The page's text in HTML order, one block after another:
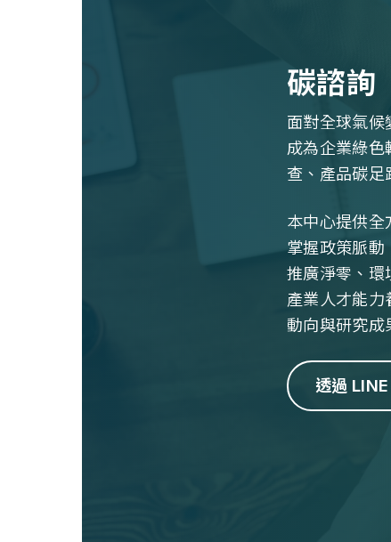
碳諮詢
面對全球氣候
成為企業綠色
查、產品碳足
本中心提供全
掌握政策脈動
推廣淨零、環
產業人才能力
動向與研究成
透過